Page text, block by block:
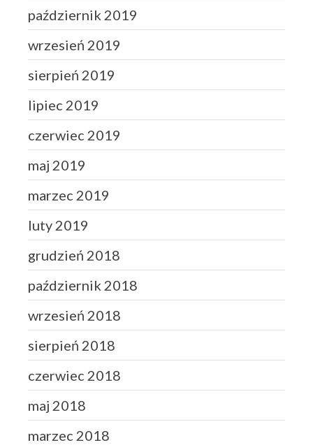
październik 2019
wrzesień 2019
sierpień 2019
lipiec 2019
czerwiec 2019
maj 2019
marzec 2019
luty 2019
grudzień 2018
październik 2018
wrzesień 2018
sierpień 2018
czerwiec 2018
maj 2018
marzec 2018